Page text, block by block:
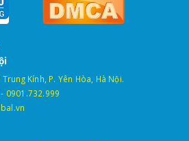
Kính, P. Yên Hòa, Hà Nội.
- 0901.732.999